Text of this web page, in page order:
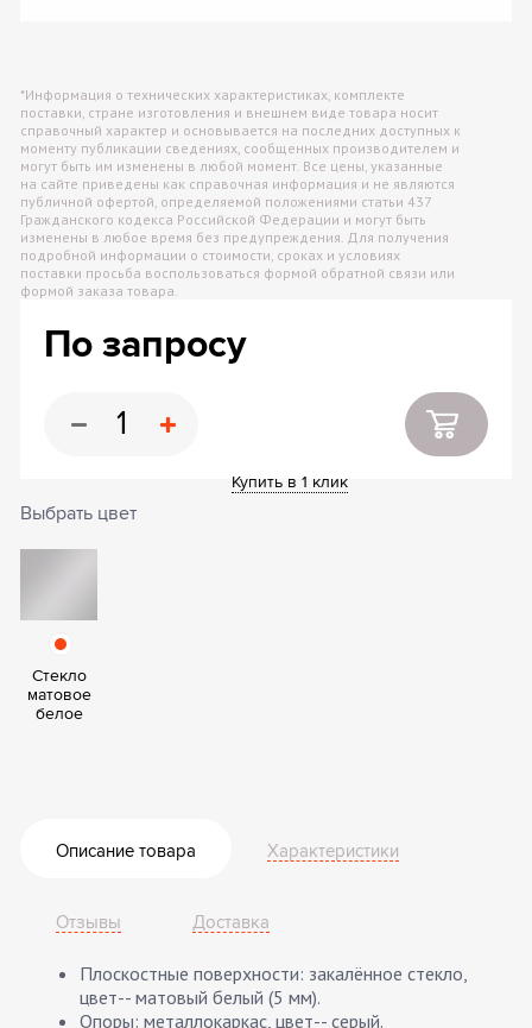
*Информация о технических характеристиках, комплекте
поставки, стране изготовления и внешнем виде товара носит
справочный характер и основывается на последних доступных к
моменту публикации сведениях, сообщенных производителем и
могут быть им изменены в любой момент. Все цены, указанные
на сайте приведены как справочная информация и не являются
публичной офертой, определяемой положениями статьи 437
Гражданского кодекса Российской Федерации и могут быть
изменены в любое время без предупреждения. Для получения
подробной информации о стоимости, сроках и условиях
поставки просьба воспользоваться формой обратной связи или
формой заказа товара.
По запросу
Купить в 1 клик
Выбрать цвет
Стекло
матовое
белое
Описание товара Характеристики
Отзывы Доставка
Плоскостные поверхности: закалённое стекло,
цвет-- матовый белый (5 мм).
Опоры: металлокаркас, цвет-- серый.